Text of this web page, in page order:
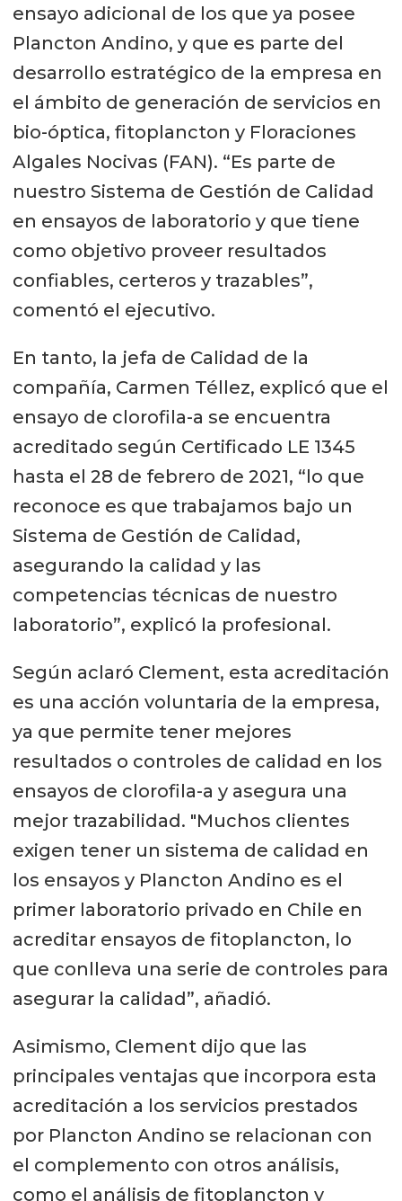
ensayo adicional de los que ya posee
Plancton Andino, y que es parte del
desarrollo estratégico de la empresa en
el ámbito de generación de servicios en
bio-óptica, fitoplancton y Floraciones
Algales Nocivas (FAN). “Es parte de
nuestro Sistema de Gestión de Calidad
en ensayos de laboratorio y que tiene
como objetivo proveer resultados
confiables, certeros y trazables”,
comentó el ejecutivo.
En tanto, la jefa de Calidad de la
compañía, Carmen Téllez, explicó que el
ensayo de clorofila-a se encuentra
acreditado según Certificado LE 1345
hasta el 28 de febrero de 2021, “lo que
reconoce es que trabajamos bajo un
Sistema de Gestión de Calidad,
asegurando la calidad y las
competencias técnicas de nuestro
laboratorio”, explicó la profesional.
Según aclaró Clement, esta acreditación
es una acción voluntaria de la empresa,
ya que permite tener mejores
resultados o controles de calidad en los
ensayos de clorofila-a y asegura una
mejor trazabilidad. "Muchos clientes
exigen tener un sistema de calidad en
los ensayos y Plancton Andino es el
primer laboratorio privado en Chile en
acreditar ensayos de fitoplancton, lo
que conlleva una serie de controles para
asegurar la calidad”, añadió.
Asimismo, Clement dijo que las
principales ventajas que incorpora esta
acreditación a los servicios prestados
por Plancton Andino se relacionan con
el complemento con otros análisis,
como el análisis de fitoplancton y